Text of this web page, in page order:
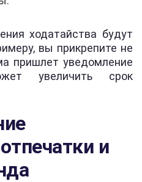
ходатайства будут
вы прикрепите не
пришлет уведомление
увеличить срок
и